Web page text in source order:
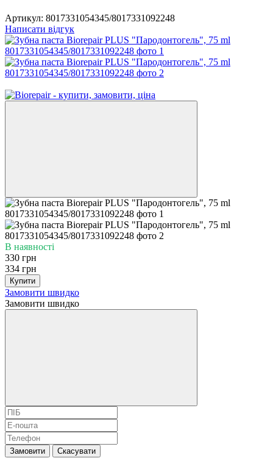
Артикул: 8017331054345/8017331092248
Написати відгук
В наявності
330 грн
334 грн
Купити
Замовити швидко
Замовити швидко
Замовити Скасувати